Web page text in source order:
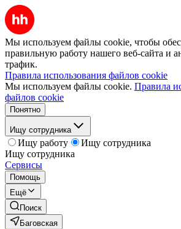
Мы используем файлы cookie, чтобы
правильную работу нашего веб-сайта и
трафик.
Правила использования файлов cookie
Мы используем файлы cookie. Правила
файлов cookie
Понятно
Ищу сотрудника
Ищу работу
Ищу сотрудника
Ищу сотрудника
Сервисы
Помощь
Ещё
Поиск
Баговская